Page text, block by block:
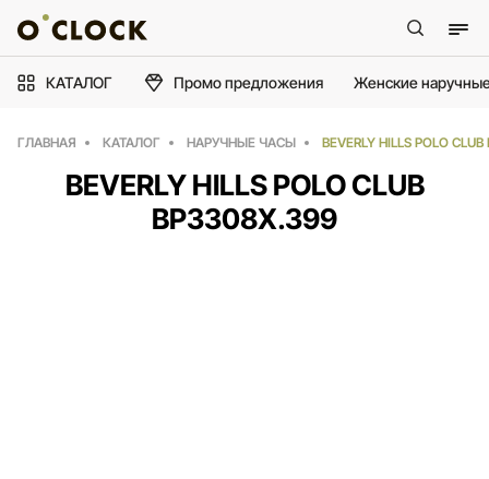
КАТАЛОГ Промо предложения Женские
ГЛАВНАЯ КАТАЛОГ НАРУЧНЫЕ ЧАСЫ BEVERLY HILLS POLO
BEVERLY HILLS POLO CLUB
BP3308X.399